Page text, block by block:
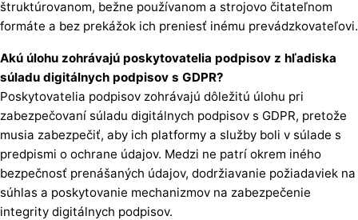
štruktúrovanom, bežne používanom a strojovo čitateľnom
formáte a bez prekážok ich preniesť inému prevádzkovateľovi.
Akú úlohu zohrávajú poskytovatelia podpisov z hľadiska
súladu digitálnych podpisov s GDPR?
Poskytovatelia podpisov zohrávajú dôležitú úlohu pri
zabezpečovaní súladu digitálnych podpisov s GDPR, pretože
musia zabezpečiť, aby ich platformy a služby boli v súlade s
predpismi o ochrane údajov. Medzi ne patrí okrem iného
bezpečnosť prenášaných údajov, dodržiavanie požiadaviek na
súhlas a poskytovanie mechanizmov na zabezpečenie
integrity digitálnych podpisov.